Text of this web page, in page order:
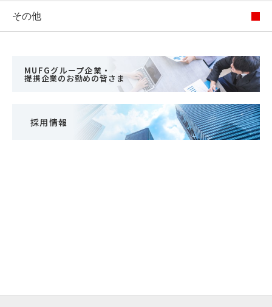
その他
MUFGグループ企業・
提携企業のお勤めの皆さま
採用情報